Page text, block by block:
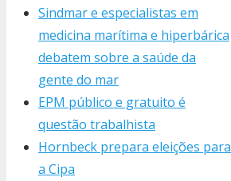
Sindmar e especialistas em
medicina marítima e hiperbárica
debatem sobre a saúde da
gente do mar
EPM público e gratuito é
questão trabalhista
Hornbeck prepara eleições para
a Cipa